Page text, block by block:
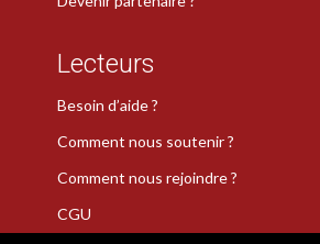
Lecteurs
Besoin d’aide ?
Comment nous soutenir ?
Comment nous rejoindre ?
CGU